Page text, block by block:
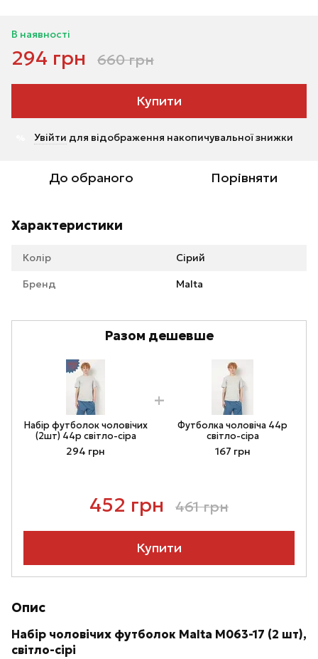
В наявності
294 грн 660 грн
Купити
Увійти для відображення накопичувальної знижки
До обраного Порівняти
Характеристики
Колір Сірий
Бренд Malta
Разом дешевше
Набір футболок чоловічих
(2шт) 44р світло-сіра
294 грн
Футболка чоловіча 44р
світло-сіра
167 грн
452 грн 461 грн
Купити
Опис
Набір чоловічих футболок Malta М063-17 (2 шт),
світло-сірі